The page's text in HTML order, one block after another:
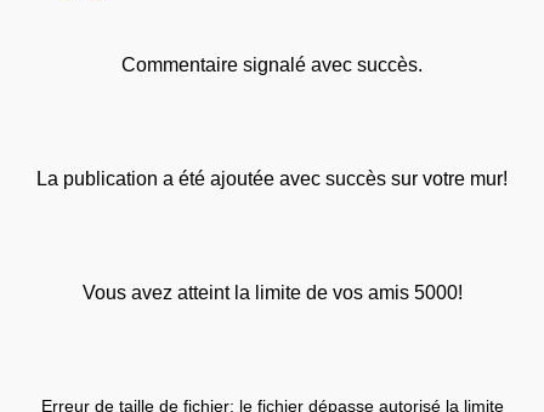
Commentaire signalé avec succès.
La publication a été ajoutée avec succès sur votre mur!
Vous avez atteint la limite de vos amis 5000!
Erreur de taille de fichier: le fichier dépasse autorisé la limite